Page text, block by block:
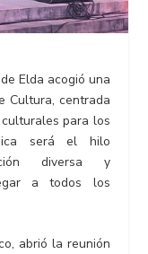
Elda acogió una
Cultura, centrada
para los
será el hilo
diversa y
a todos los
abrió la reunión